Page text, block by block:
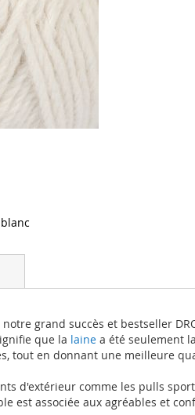
blanc
grand succès et bestseller
que la laine a été seulement
tout en donnant une meilleure
d'extérieur comme les pulls
est associée aux agréables et